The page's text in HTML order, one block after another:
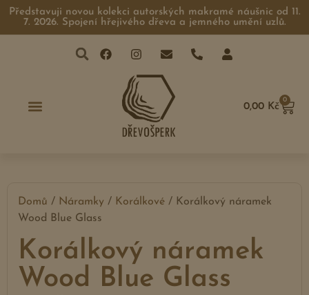
Představuji novou kolekci autorských makramé náušnic od 11.
7. 2026. Spojení hřejivého dřeva a jemného umění uzlů.
0,00 Kč
0
Domů / Náramky / Korálkové / Korálkový náramek
Wood Blue Glass
Korálkový náramek
Wood Blue Glass